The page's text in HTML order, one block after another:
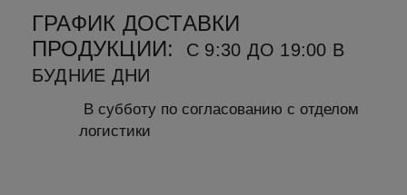
ГРАФИК ДОСТАВКИ
ПРОДУКЦИИ:
С 9:30 ДО 19:00 В
БУДНИЕ ДНИ
В субботу по согласованию с отделом
логистики